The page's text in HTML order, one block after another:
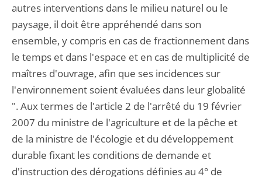
autres interventions dans le milieu naturel ou le
paysage, il doit être appréhendé dans son
ensemble, y compris en cas de fractionnement dans
le temps et dans l'espace et en cas de multiplicité de
maîtres d'ouvrage, afin que ses incidences sur
l'environnement soient évaluées dans leur globalité
". Aux termes de l'article 2 de l'arrêté du 19 février
2007 du ministre de l'agriculture et de la pêche et
de la ministre de l'écologie et du développement
durable fixant les conditions de demande et
d'instruction des dérogations définies au 4° de